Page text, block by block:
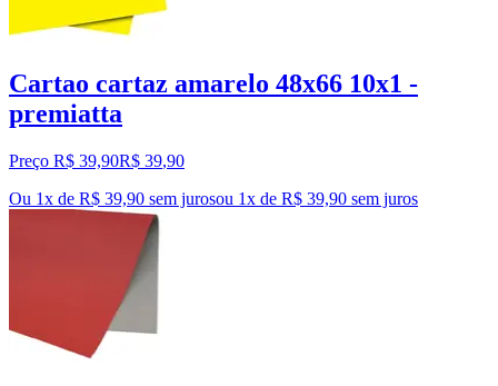
Cartao cartaz amarelo 48x66 10x1 -
premiatta
Preço R$ 39,90R$ 39,90
Ou 1x de R$ 39,90 sem jurosou 1x de R$ 39,90 sem juros